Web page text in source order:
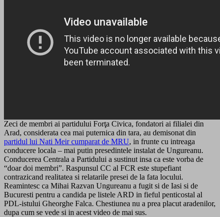
Zeci de membri ai partidului Forţa Civica, fondatori ai filialei din
Arad, considerata cea mai puternica din tara, au demisonat din
partidul lui Nati Meir cumparat de MRU, in frunte cu intreaga
conducere locala – mai putin presedintele instalat de Ungureanu.
Conducerea Centrala a Partidului a sustinut insa ca este vorba de
“doar doi membri”. Raspunsul CC al FCR este stupefiant
contrazicand realitatea si relatarile presei de la fata locului.
Reamintesc ca Mihai Razvan Ungureanu a fugit si de Iasi si de
Bucuresti pentru a candida pe listele ARD in fieful penticostal al
PDL-istului Gheorghe Falca. Chestiunea nu a prea placut aradenilor,
dupa cum se vede si in acest video de mai sus.